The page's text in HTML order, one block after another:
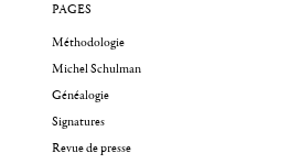
PAGES
Méthodologie
Michel Schulman
Généalogie
Signatures
Revue de presse